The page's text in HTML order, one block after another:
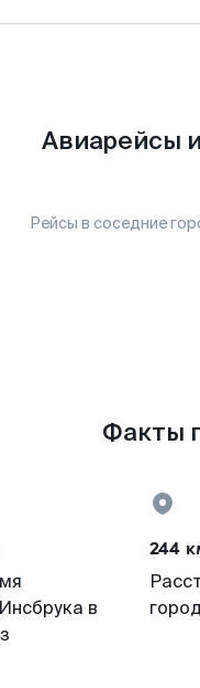
Авиарейсы
Рейсы в соседние
Факты
в
244